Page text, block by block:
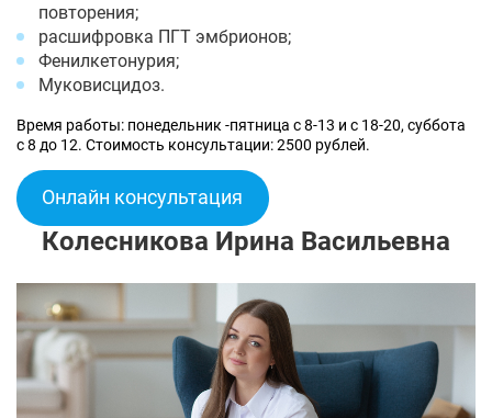
повторения;
расшифровка ПГТ эмбрионов;
Фенилкетонурия;
Муковисцидоз.
Время работы: понедельник -пятница с 8-13 и с 18-20, суббота
с 8 до 12. Стоимость консультации: 2500 рублей.
Онлайн консультация
Колесникова Ирина Васильевна